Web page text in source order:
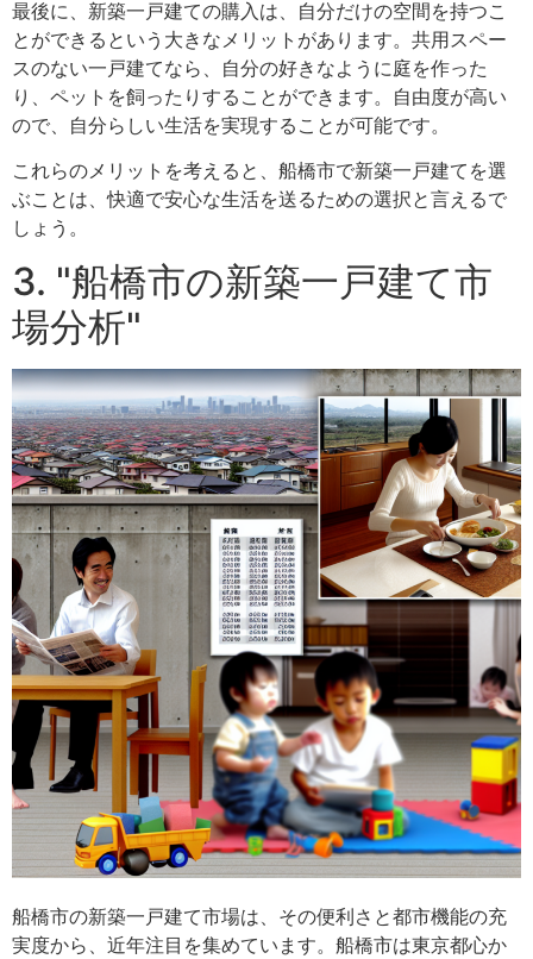
最後に、新築一戸建ての購入は、自分だけの空間を持つこ
とができるという大きなメリットがあります。共用スペー
スのない一戸建てなら、自分の好きなように庭を作った
り、ペットを飼ったりすることができます。自由度が高い
ので、自分らしい生活を実現することが可能です。
これらのメリットを考えると、船橋市で新築一戸建てを選
ぶことは、快適で安心な生活を送るための選択と言えるで
しょう。
3. "船橋市の新築一戸建て市
場分析"
船橋市の新築一戸建て市場は、その便利さと都市機能の充
実度から、近年注目を集めています。船橋市は東京都心か